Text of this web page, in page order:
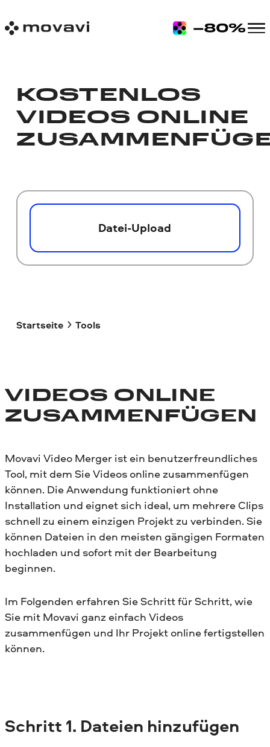
KOSTENLOS
VIDEOS ONLINE
Datei-Upload
Startseite Tools
VIDEOS ONLINE
ZUSAMMENFÜGEN
Movavi Video Merger ist ein benutzerfreundliches
Tool, mit dem Sie Videos online zusammenfügen
können. Die Anwendung funktioniert ohne
Installation und eignet sich ideal, um mehrere Clips
schnell zu einem einzigen Projekt zu verbinden. Sie
können Dateien in den meisten gängigen Formaten
hochladen und sofort mit der Bearbeitung
beginnen.
Im Folgenden erfahren Sie Schritt für Schritt, wie
Sie mit Movavi ganz einfach Videos
zusammenfügen und Ihr Projekt online fertigstellen
können.
Schritt 1. Dateien hinzufügen